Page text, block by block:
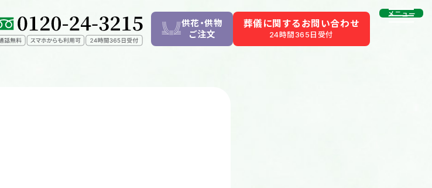
供花・供物
ご注文
葬儀に関するお問い合わせ
24時間365日受付
メニュー